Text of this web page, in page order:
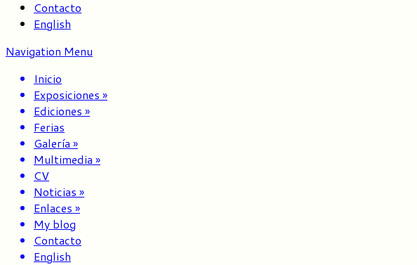
Contacto
English
Navigation Menu
Inicio
Exposiciones »
Ediciones »
Ferias
Galería »
Multimedia »
CV
Noticias »
Enlaces »
My blog
Contacto
English